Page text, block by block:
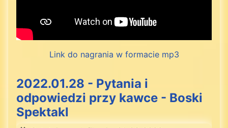
Link do nagrania w formacie mp3
2022.01.28 - Pytania i
odpowiedzi przy kawce - Boski
Spektakl